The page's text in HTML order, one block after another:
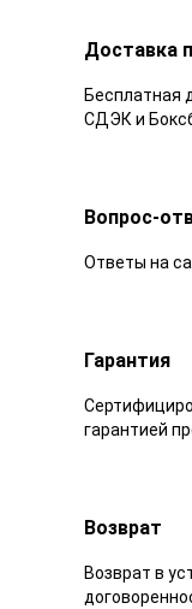
Доставка
Бесплатная
СДЭК и
Вопрос-
Ответы на
Гарантия
гарантией
Возврат
Возврат в